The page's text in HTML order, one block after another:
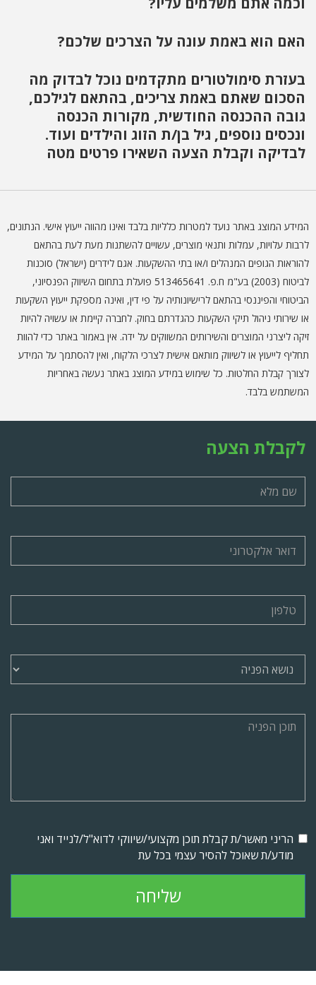
האם הוא באמת עונה על הצרכים שלכם?
בעזרת סימולטורים מתקדמים נוכל לבדוק מה
הסכום שאתם באמת צריכים, בהתאם לגילכם,
גובה ההכנסה החודשית, מקורות הכנסה
ונכסים נוספים, גיל בן/ת הזוג והילדים ועוד.
לבדיקה וקבלת הצעה השאירו פרטים מטה
המידע המוצג באתר נועד למטרות כלליות בלבד ואינו מהווה ייעוץ אישי. הנתונים,
לרבות עלויות, עמלות ותנאי מוצרים, עשויים להשתנות מעת לעת בהתאם
להוראות הגופים המנהלים ו/או בתי ההשקעות. אגם לידרים (ישראל) סוכנות
לביטוח (2003) בע"מ ח.פ. 513465641 פועלת בתחום השיווק הפנסיוני,
הביטוחי והפיננסי בהתאם לרישיונותיה על פי דין, ואינה מספקת ייעוץ השקעות
או שירותי ניהול תיקי השקעות כהגדרתם בחוק. לחברה קיימת או עשויה להיות
זיקה ליצרני המוצרים והשירותים המשווקים על ידה. אין באמור באתר כדי להוות
תחליף לייעוץ או לשיווק מותאם אישית לצרכי הלקוח, ואין להסתמך על המידע
לצורך קבלת החלטות. כל שימוש במידע המוצג באתר נעשה באחריות
המשתמש בלבד.
לקבלת הצעה
הריני מאשר/ת קבלת תוכן מקצועי/שיווקי לדוא"ל/לנייד ואני
מודע/ת שאוכל להסיר עצמי בכל עת
שליחה